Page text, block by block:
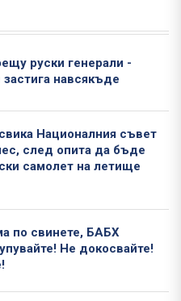
руски генерали -
застига навсякъде
Националния съвет
след опита да бъде
самолет на летище
по свинете, БАБХ
Не докосвайте!